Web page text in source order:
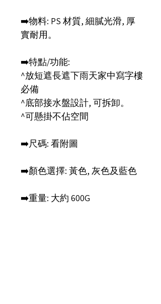
➡️物料: PS 材質, 細膩光滑, 厚
實耐用。
➡️特點/功能:
^放短遮長遮下雨天家中寫字樓
必備
^底部接水盤設計, 可拆卸。
^可懸掛不佔空間
➡️尺碼: 看附圖
➡️顏色選擇: 黃色, 灰色及藍色
➡️重量: 大約 600G